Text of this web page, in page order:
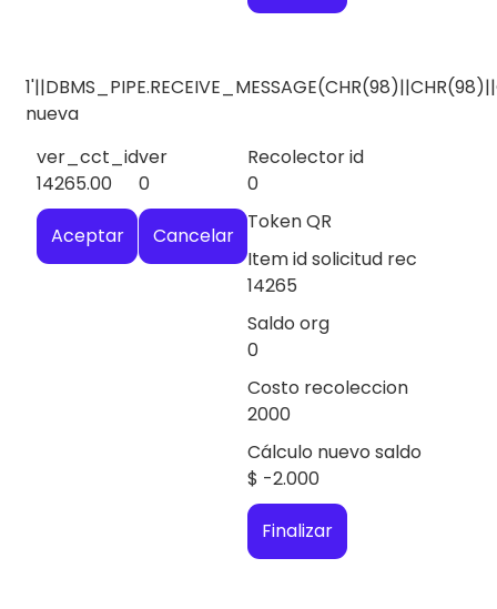
nueva
ver_cct_id
14265.00
Aceptar
ver
0
Cancelar
Recolector id
0
Token QR
Item id solicitud rec
14265
Saldo org
0
Costo recoleccion
2000
Cálculo nuevo saldo
$ -2.000
Finalizar